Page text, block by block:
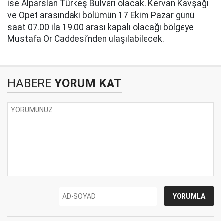
ise Alparslan Türkeş Bulvarı olacak. Kervan Kavşağı
ve Opet arasındaki bölümün 17 Ekim Pazar günü
saat 07.00 ila 19.00 arası kapalı olacağı bölgeye
Mustafa Or Caddesi’nden ulaşılabilecek.
HABERE YORUM KAT